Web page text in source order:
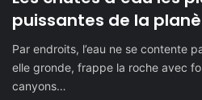
puissantes de la
Par endroits, l’eau ne se contente
elle gronde, frappe la roche avec
canyons…